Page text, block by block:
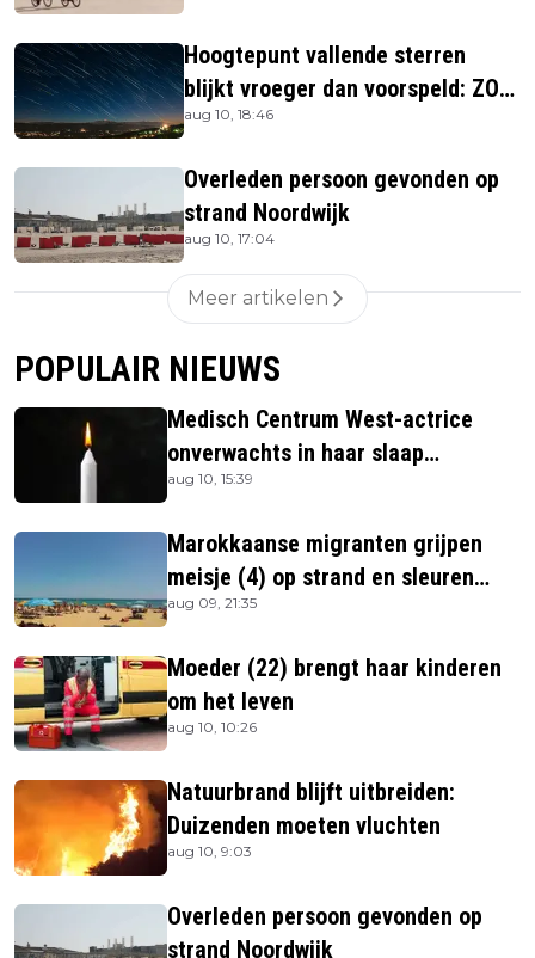
Hoogtepunt vallende sterren
blijkt vroeger dan voorspeld: ZO
laat kun je ze zien
aug 10, 18:46
Overleden persoon gevonden op
strand Noordwijk
aug 10, 17:04
Meer artikelen
POPULAIR NIEUWS
Medisch Centrum West-actrice
onverwachts in haar slaap
overleden
aug 10, 15:39
Marokkaanse migranten grijpen
meisje (4) op strand en sleuren
haar in zee
aug 09, 21:35
Moeder (22) brengt haar kinderen
om het leven
aug 10, 10:26
Natuurbrand blijft uitbreiden:
Duizenden moeten vluchten
aug 10, 9:03
Overleden persoon gevonden op
strand Noordwijk